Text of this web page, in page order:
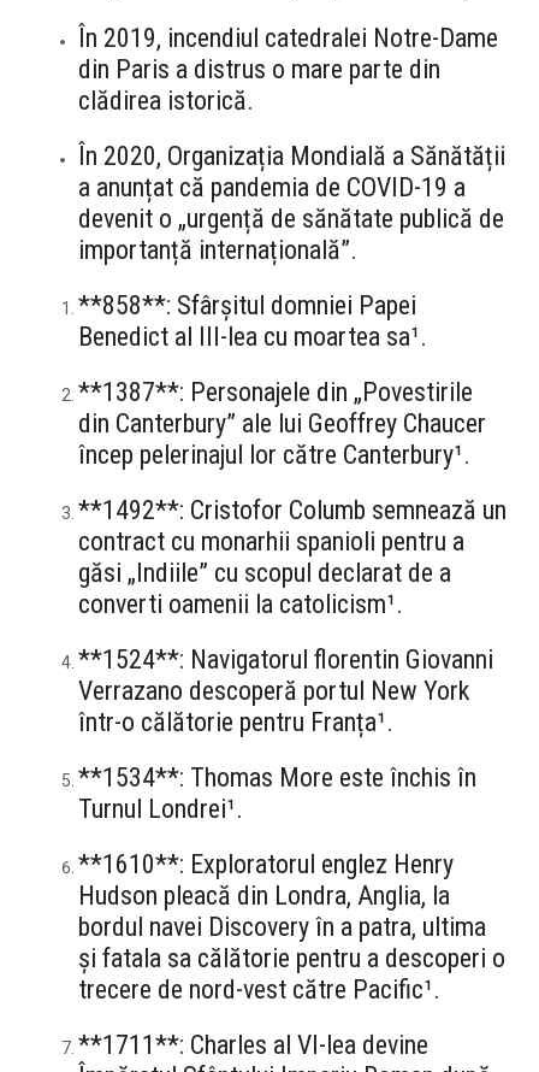
În 2019, incendiul catedralei Notre-Dame
din Paris a distrus o mare parte din
clădirea istorică.
În 2020, Organizația Mondială a Sănătății
a anunțat că pandemia de COVID-19 a
devenit o „urgență de sănătate publică de
importanță internațională”.
**858**: Sfârșitul domniei Papei
Benedict al III-lea cu moartea sa¹.
**1387**: Personajele din „Povestirile
din Canterbury” ale lui Geoffrey Chaucer
încep pelerinajul lor către Canterbury¹.
**1492**: Cristofor Columb semnează un
contract cu monarhii spanioli pentru a
găsi „Indiile” cu scopul declarat de a
converti oamenii la catolicism¹.
**1524**: Navigatorul florentin Giovanni
Verrazano descoperă portul New York
într-o călătorie pentru Franța¹.
**1534**: Thomas More este închis în
Turnul Londrei¹.
**1610**: Exploratorul englez Henry
Hudson pleacă din Londra, Anglia, la
bordul navei Discovery în a patra, ultima
și fatala sa călătorie pentru a descoperi o
trecere de nord-vest către Pacific¹.
**1711**: Charles al VI-lea devine